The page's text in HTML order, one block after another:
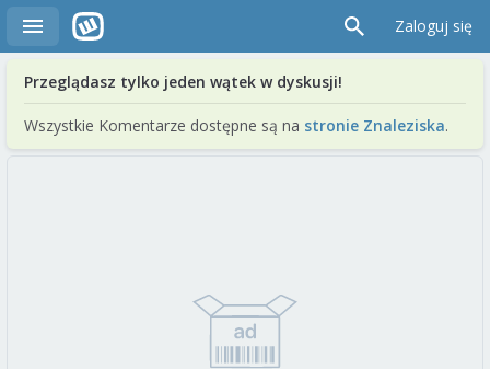
Zaloguj się
Przeglądasz tylko jeden wątek w dyskusji!
Wszystkie Komentarze dostępne są na stronie Znaleziska.